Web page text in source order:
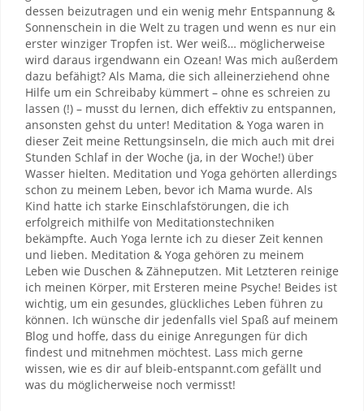
dessen beizutragen und ein wenig mehr Entspannung &
Sonnenschein in die Welt zu tragen und wenn es nur ein
erster winziger Tropfen ist. Wer weiß… möglicherweise
wird daraus irgendwann ein Ozean! Was mich außerdem
dazu befähigt? Als Mama, die sich alleinerziehend ohne
Hilfe um ein Schreibaby kümmert – ohne es schreien zu
lassen (!) – musst du lernen, dich effektiv zu entspannen,
ansonsten gehst du unter! Meditation & Yoga waren in
dieser Zeit meine Rettungsinseln, die mich auch mit drei
Stunden Schlaf in der Woche (ja, in der Woche!) über
Wasser hielten. Meditation und Yoga gehörten allerdings
schon zu meinem Leben, bevor ich Mama wurde. Als
Kind hatte ich starke Einschlafstörungen, die ich
erfolgreich mithilfe von Meditationstechniken
bekämpfte. Auch Yoga lernte ich zu dieser Zeit kennen
und lieben. Meditation & Yoga gehören zu meinem
Leben wie Duschen & Zähneputzen. Mit Letzteren reinige
ich meinen Körper, mit Ersteren meine Psyche! Beides ist
wichtig, um ein gesundes, glückliches Leben führen zu
können. Ich wünsche dir jedenfalls viel Spaß auf meinem
Blog und hoffe, dass du einige Anregungen für dich
findest und mitnehmen möchtest. Lass mich gerne
wissen, wie es dir auf bleib-entspannt.com gefällt und
was du möglicherweise noch vermisst!